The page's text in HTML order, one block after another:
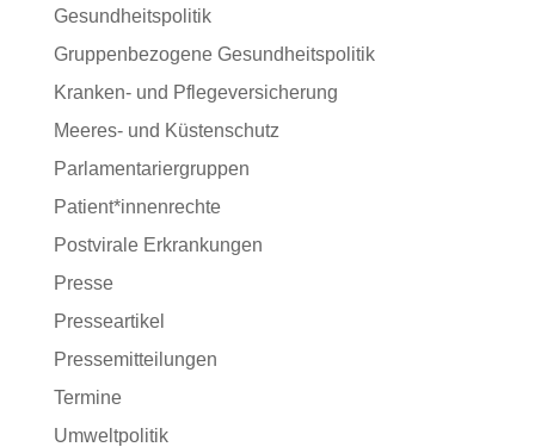
Gesundheitspolitik
Gruppenbezogene Gesundheitspolitik
Kranken- und Pflegeversicherung
Meeres- und Küstenschutz
Parlamentariergruppen
Patient*innenrechte
Postvirale Erkrankungen
Presse
Presseartikel
Pressemitteilungen
Termine
Umweltpolitik